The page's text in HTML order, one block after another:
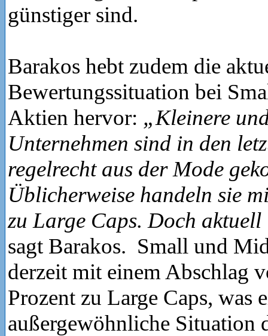
günstiger sind.
Barakos hebt zudem die
Bewertungssituation bei
Aktien hervor: „Kleinere
Unternehmen sind in den
regelrecht aus der Mode
Üblicherweise handeln sie
zu Large Caps. Doch aktuell
sagt Barakos. Small und
derzeit mit einem Abschlag
Prozent zu Large Caps, was
außergewöhnliche Situation